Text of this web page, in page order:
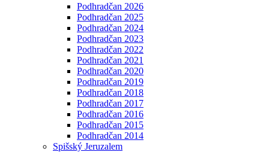
Podhradčan 2026
Podhradčan 2025
Podhradčan 2024
Podhradčan 2023
Podhradčan 2022
Podhradčan 2021
Podhradčan 2020
Podhradčan 2019
Podhradčan 2018
Podhradčan 2017
Podhradčan 2016
Podhradčan 2015
Podhradčan 2014
Spišský Jeruzalem